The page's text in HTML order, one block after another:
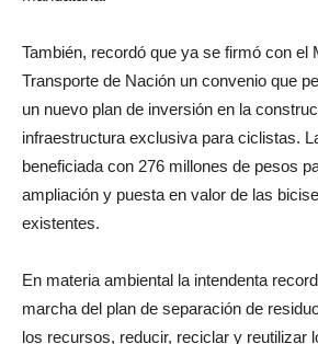
También, recordó que ya se firmó con el
Transporte de Nación un convenio que
un nuevo plan de inversión en la
infraestructura exclusiva para ciclistas.
beneficiada con 276 millones de pesos
ampliación y puesta en valor de las
existentes.
En materia ambiental la intendenta
marcha del plan de separación de
los recursos, reducir, reciclar y reutilizar